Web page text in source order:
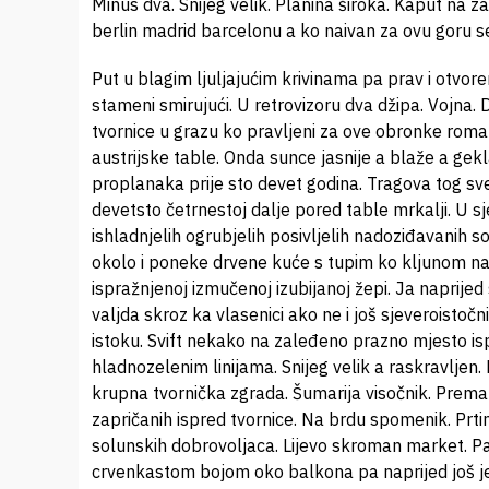
berlin madrid barcelonu a ko naivan za ovu goru
Put u blagim ljuljajućim krivinama pa prav i otvoren. Ko da njim svak uvijek na more. Borovi po rubovima proplanka stameni smirujući. U retrovizoru dva džipa. Vojna. Dva puha. Antene visoke na krovu. Način vožnje odmjeren. Auti iz tvornice u grazu ko pravljeni za ove obronke romanije. Za sve bosne svijeta. U staklu u odsjaju nejasno jesu li austrijske table. Onda sunce jasnije a blaže a geklase bliže. Austrijska vojska. To mi još jače zamišljenu sliku ovih proplanaka prije sto devet godina. Tragova tog svega u nevidljivom i vidljivom. Suzuki usmjeren ka jeseni hiljadu devetsto četrnestoj dalje pored table mrkalji. U sjeni. Sporije dalje. Hanpijesak. Desno jedva primjetan put između ishladnjelih ogrubjelih posivljelih nadoziđavanih socijalističkih zgrada ustakljenih balkona s desetinama drvarnica okolo i poneke drvene kuće s tupim ko kljunom na krovu dalje ka istoku. Ka skoro zaboravljenoj skrajnutoj ispražnjenoj izmučenoj izubijanoj žepi. Ja naprijed sporije u potrazi za parkingom. Austrijanci svojim putem negdje valjda skroz ka vlasenici ako ne i još sjeveroistočnije. Lijevo pa nazad kratko ka jugu pa lijevo. Dvaipo metra ka istoku. Svift nekako na zaleđeno prazno mjesto ispred sive poširoke ka istoku okrenute nelijepe zgrade s hladnozelenim linijama. Snijeg velik a raskravljen. Plus četri sad. Cesta blatnjava. Pločnik sleđen. Preko puta krupna tvornička zgrada. Šumarija visočnik. Prema njoj čovjek s ruksakom u potrazi za markom. Nekolicina zapričanih ispred tvornice. Na brdu spomenik. Prtina slabo ugažena prema gore. Naprijed ulica ka zapadu. Put solunskih dobrovoljaca. Lijevo skroman market. Paur zelenim slovima s uokvirenim p i duplim v. Desno zgrada s crvenkastom bojom oko balkona pa naprijed još jedna takva s nabijenim balkonima. Lijevo jedna zdravija s plavim linijam. Desno druga bordo na sivu. Hladna. Lijevo dvije u stilu pedesetih. Čovjek na petom spratu. Star. Zagledan. Utopljen ko za šetnju. Do ulice lijepa drvena široka kuća. Na jednoj strani s plavom na drugoj sa zelenom oko ulaznih portala. Dalje lovački dom. Na kontejnerima jkp kraljeva gora. Na jednoj olupanoj ko poodavno a ružno zamišljenoj i nazidanoj višekatnici komad lima zaglavljen preko balkona. Prozori ko mrtvi. Prolaznici rijetki. Ko zatečeni. Elektrobijeljina pjvlasenica kitnjastim slovima na kući. Ispred dačia daster. Naprijed cesta malo nizbrdo a kuće rasute po blagim širokim brdima uokvirenim borovima. Ko pilana sjeverno od puta. Napušteno. Golf ispred štale. Dolje grlat velik pas. Žena s djevojčicom ljubazno da je to na glavnom putu desno. Narandžasta zgrada a ispred nje sat. Ja nazad. U školskoj ulici. Do tamo vedro s uosjećavanjem u vraćanje iz škole ovom istom ulicom. Ko da je bilo. Ko da sam bio. Kao da je i ova i sve bosanske ulice nikad viđene a lako prepoznate ko dio mene. Mene na povratku iz prve školske smjene. Na čekanju popodnevnih časova. U vedrini i zapitanosti djetinjstva. U zamišljanju nadolazećeg života. Ispred marketa na glavnoj ona žena s djevojčicom. Osmjehnuta mi ko poznaniku. Jedanest na satu. Kuća narandžasta. Iznad nje policija. Gore škola. Parking pun a neočišćen. Lijepa prizemna zgrada u sredini varoši. Na mjestu. Kao da je mjestašce oko nje i zbog nje. Lijepa drvena vrata. Natpis primjeren. Narodna biblioteka branko čučak. Ja s kucanjem unutra. Visoke svijetle police u predsoblju. Iz sobe desno simpatična gospođa pismenog lica. Ja kao pravdanje svoje ime i prezime. Milada. Ljubazna. Vedra. Naravno na moje pitanje o razgledanju. Lijevo. Nemala soba. Masivna tamna komoda do zida a druga ispod prozora. Na počasnom mjestu sabrana djela branka čučka u tvrdim plavim koricama s lijepim zlatkastim ćiriličnim slovima. Ladice dolje. Stolica u tom stilu. Namještaj kralja aleksandra. Ja uz dozvolu na stolicu. Udobna. Police s brižno poredanim naslovima. Naprijed legat branka brđanina bajovića. Njegov dio na omladinskom programu drugog programa radija sarajevo u mom neprovjerenom sjećanju nekad poslije najave iza dva pod imenom sedmi pečat. Možda dvatri minuta. Sedmi ili dnevni ali pismeno i promišljeno. Ovdje mu izloženi predmeti dokumenti poklonjene knjige. U staklu neka iskaznica iz devedeset treće. Fotografija ime prezime datumi zanimanje. Književnik. Nešto tog izloženog